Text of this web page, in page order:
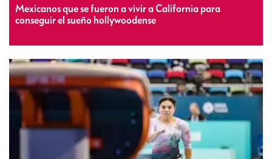
Mexicanos que se fueron a vivir a California para
conseguir el sueño hollywoodense